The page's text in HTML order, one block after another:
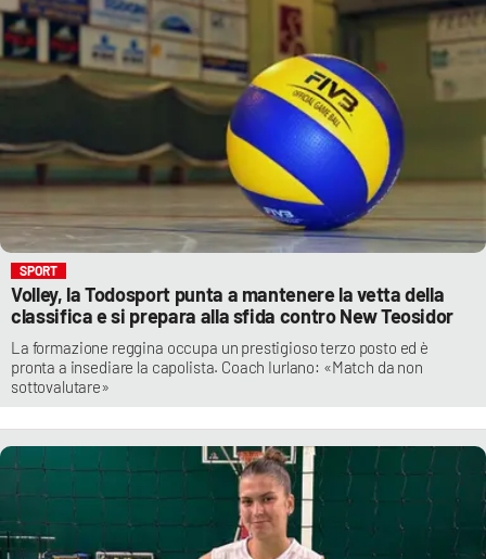
SPORT
Volley, la Todosport punta a mantenere la vetta della
classifica e si prepara alla sfida contro New Teosidor
La formazione reggina occupa un prestigioso terzo posto ed è
pronta a insediare la capolista. Coach Iurlano: «Match da non
sottovalutare»